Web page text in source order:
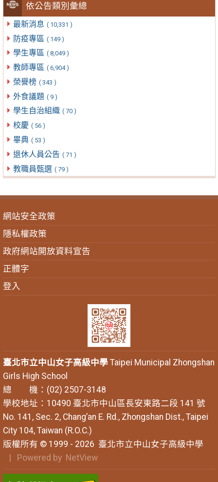
依公告類別彙總
最新消息 ( 10,331 )
防疫專區 ( 149 )
學生專區 ( 8,049 )
教師專區 ( 6,904 )
榮譽榜 ( 343 )
外食議題 ( 9 )
學生自治組織 ( 70 )
校慶 ( 56 )
畢典 ( 53 )
退休人員公告 ( 71 )
教職員甄選 ( 79 )
網站安全政策
隱私權政策
政府網站開放資料宣告
正體字
登入
臺北市立中山女子高級中學Taipei Municipal Zhongshan
Girls High School
總 機：(02) 2507-3148
學校地址：10490 臺北市中山區長安東路二段 141 號
No. 141, Sec. 2, Chang’an E. Rd., Zhongshan Dist., Taipei
City 104, Taiwan (R.O.C.)
版權所有 © 1999 - 2026 臺北市立中山女子高級中學
| Powered by NetView